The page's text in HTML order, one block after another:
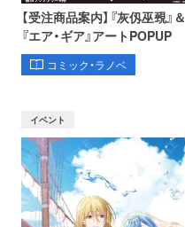
【受注商品案内】『灰仭巫覡』＆
『エア・ギア』アートPOPUP
コミック・ラノベ
イベント